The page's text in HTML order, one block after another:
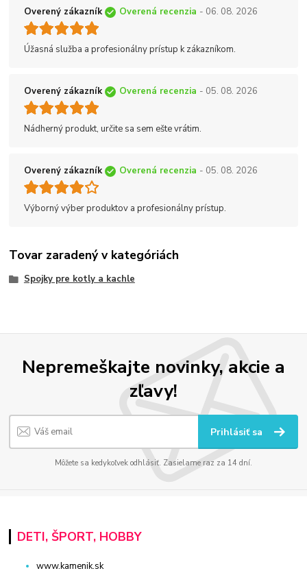
Overený zákazník Overená recenzia - 06. 08. 2026
Úžasná služba a profesionálny prístup k zákazníkom.
Overený zákazník Overená recenzia - 05. 08. 2026
Nádherný produkt, určite sa sem ešte vrátim.
Overený zákazník Overená recenzia - 05. 08. 2026
Výborný výber produktov a profesionálny prístup.
Tovar zaradený v kategóriách
Spojky pre kotly a kachle
Nepremeškajte novinky, akcie a
zľavy!
Prihlásiť sa
Môžete sa kedykoľvek odhlásiť. Zasielame raz za 14 dní.
DETI, ŠPORT, HOBBY
www.kamenik.sk